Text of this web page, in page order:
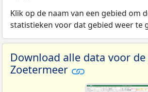
Klik op de naam van een gebied om
statistieken voor dat gebied weer te
Download alle data voor
Zoetermeer